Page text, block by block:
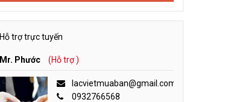
Hỗ trợ trực tuyến
Mr. Phước (Hỗ trợ )
lacvietmuaban@gmail.com
0932766568